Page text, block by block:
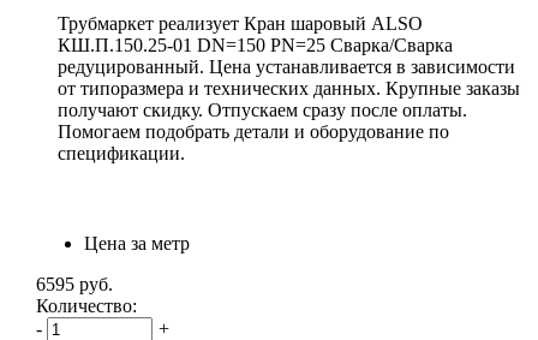
Трубмаркет реализует Кран шаровый ALSO
КШ.П.150.25-01 DN=150 PN=25 Сварка/Сварка
редуцированный. Цена устанавливается в зависимости
от типоразмера и технических данных. Крупные заказы
получают скидку. Отпускаем сразу после оплаты.
Помогаем подобрать детали и оборудование по
спецификации.
Цена за метр
6595 руб.
Количество:
-
+